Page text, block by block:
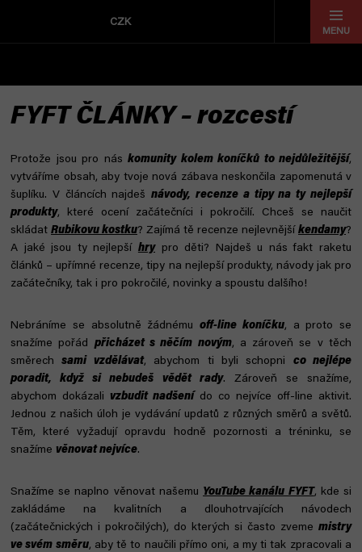
CZK
FYFT ČLÁNKY – rozcestí
Protože jsou pro nás komunity kolem koníčků to nejdůležitější,
vytváříme obsah, aby tvoje nová zábava neskončila zapomenutá v
šuplíku. V článcích najdešnávody, recenze a tipy na ty nejlepší
produkty, které ocení začátečníci i pokročilí. Chceš se naučit
skládat Rubikovu kostku? Zajímá tě recenze nejlevnější kendamy?
A jaké jsou ty nejlepší hrypro děti? Najdeš u nás fakt raketu
článků – upřímné recenze, tipy na nejlepší produkty, návody jak pro
začátečníky, tak i pro pokročilé, novinky a spoustu dalšího!
Nebráníme se absolutně žádnému off-line koníčku, a proto se
snažíme pořád přicházet s něčím novým, a zároveň se v těch
směrechsami vzdělávat, abychom ti byli schopni co nejlépe
poradit, když si nebudeš vědět rady. Zároveň se snažíme,
abychom dokázali vzbudit nadšení do co nejvíce off-line aktivit.
Jednou z našich úloh je vydávání updatů z různých směrů a světů.
Těm, které vyžadují opravdu hodně pozornosti a tréninku, se
snažíme věnovat nejvíce.
Snažíme se naplno věnovat našemu YouTube kanálu FYFT, kde si
zakládáme na kvalitních a dlouhotrvajících návodech
(začátečnických i pokročilých), do kterých si často zveme mistry
ve svém směru, aby tě to naučili přímo oni, a my ti tak zpracovali a